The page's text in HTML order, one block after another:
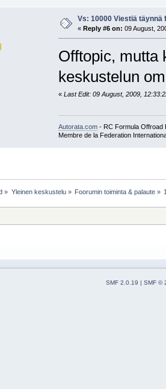
Vs: 10000 Viestiä täynnä
« Reply #6 on: 09 August,
Offtopic, mutta
keskustelun
« Last Edit: 09 August, 2009,
Autorata.com- RC Formula Offroad
Membre de la Federation
» Yleinen keskustelu» Foorumin toiminta & palaute»
SMF 2.0.19 | SMF ©